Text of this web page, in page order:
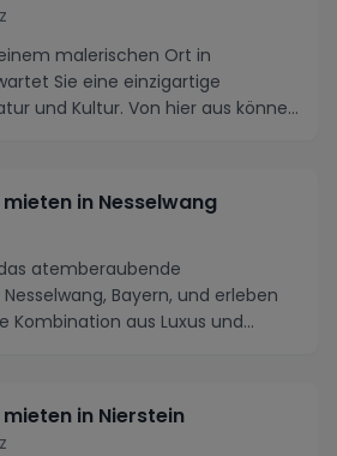
malerischen Ort in
Sie eine einzigartige
und Kultur. Von hier aus können
in Nesselwang
atemberaubende
Bayern, und erleben
Kombination aus Luxus und
in Nierstein